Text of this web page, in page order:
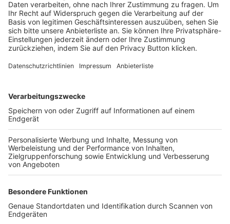
Trainerbörse
Login SpielPlus
FOLGE DEM BFV
TOP-VEREINE
TOP-PARTNER